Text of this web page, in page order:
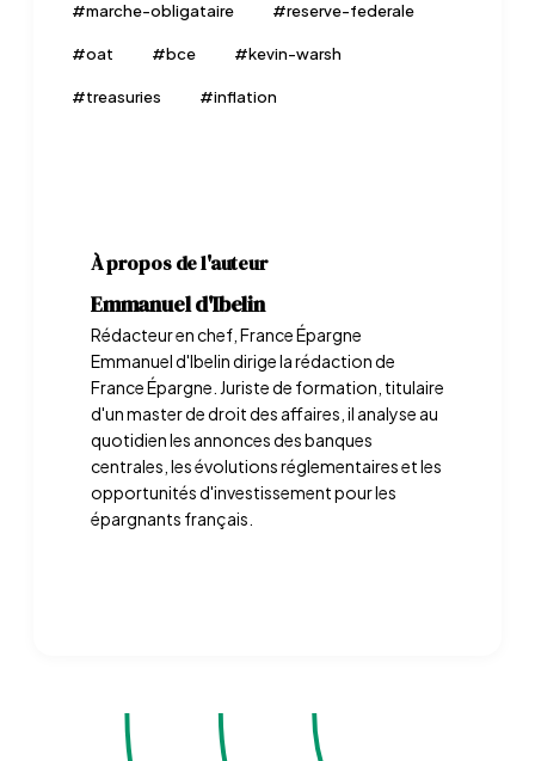
#marche-obligataire #reserve-federale
#oat #bce #kevin-warsh
#treasuries #inflation
À propos de l'auteur
Emmanuel d'Ibelin
Rédacteur en chef, France Épargne
Emmanuel d'Ibelin dirige la rédaction de
France Épargne. Juriste de formation, titulaire
d'un master de droit des affaires, il analyse au
quotidien les annonces des banques
centrales, les évolutions réglementaires et les
opportunités d'investissement pour les
épargnants français.